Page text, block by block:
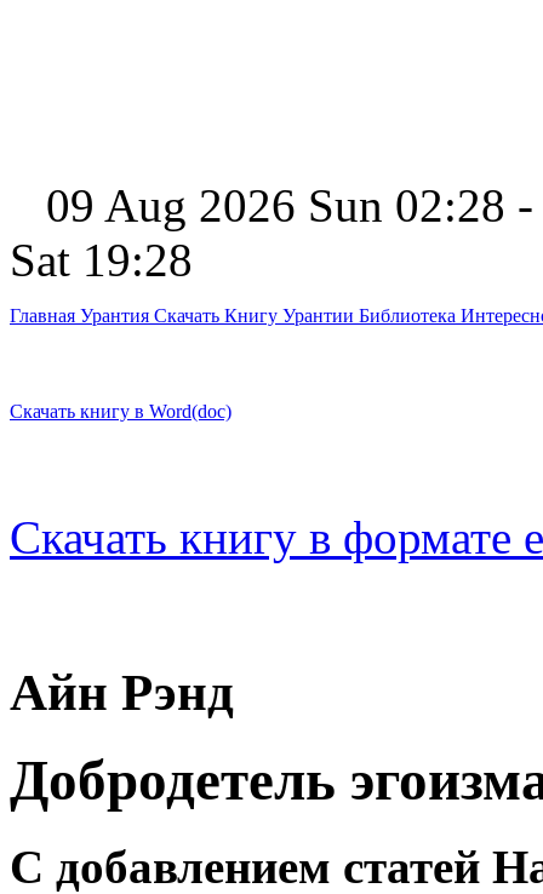
09 Aug 2026 Sun 02:28
Sat 19:28
Главная Урантия Скачать Книгу Урантии Библиотека
Скачать книгу в Word(doc)
Скачать книгу в формате
Айн Рэнд
Добродетель
С добавлением статей